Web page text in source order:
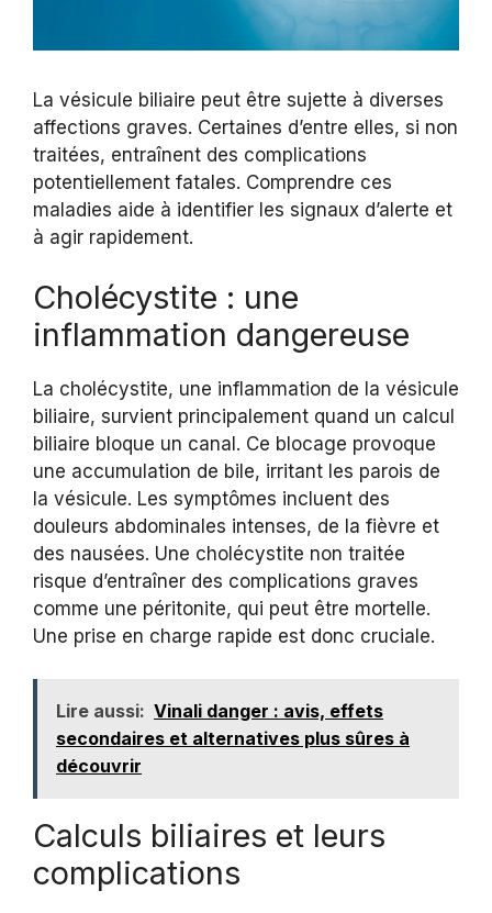
La vésicule biliaire peut être sujette à diverses
affections graves. Certaines d’entre elles, si non
traitées, entraînent des complications
potentiellement fatales. Comprendre ces
maladies aide à identifier les signaux d’alerte et
à agir rapidement.
Cholécystite : une
inflammation dangereuse
La cholécystite, une inflammation de la vésicule
biliaire, survient principalement quand un calcul
biliaire bloque un canal. Ce blocage provoque
une accumulation de bile, irritant les parois de
la vésicule. Les symptômes incluent des
douleurs abdominales intenses, de la fièvre et
des nausées. Une cholécystite non traitée
risque d’entraîner des complications graves
comme une péritonite, qui peut être mortelle.
Une prise en charge rapide est donc cruciale.
Lire aussi: Vinali danger : avis, effets
secondaires et alternatives plus sûres à
découvrir
Calculs biliaires et leurs
complications